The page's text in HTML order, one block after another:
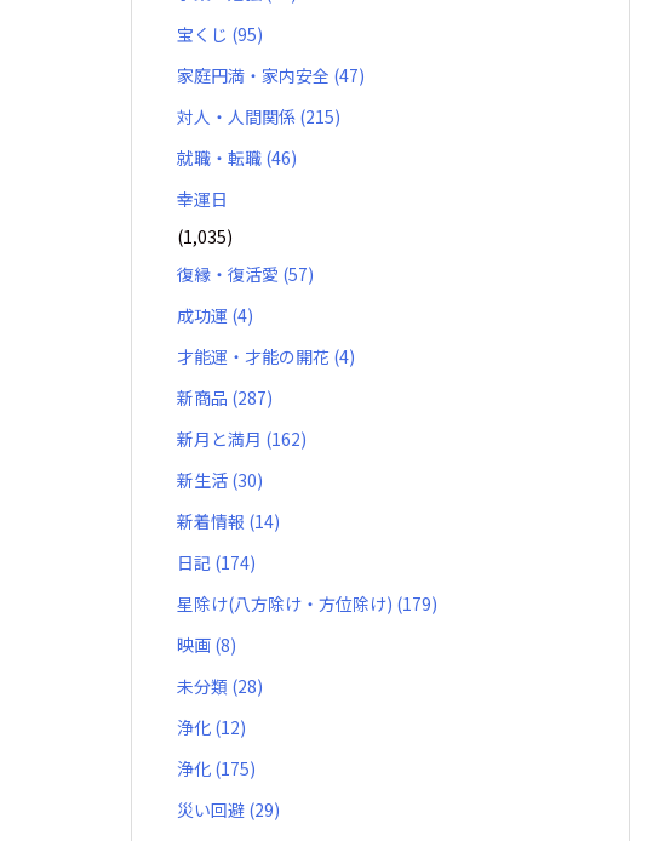
宝くじ (95)
家庭円満・家内安全 (47)
対人・人間関係 (215)
就職・転職 (46)
幸運日
(1,035)
復縁・復活愛 (57)
成功運 (4)
才能運・才能の開花 (4)
新商品 (287)
新月と満月 (162)
新生活 (30)
新着情報 (14)
日記 (174)
星除け(八方除け・方位除け) (179)
映画 (8)
未分類 (28)
浄化 (12)
浄化 (175)
災い回避 (29)